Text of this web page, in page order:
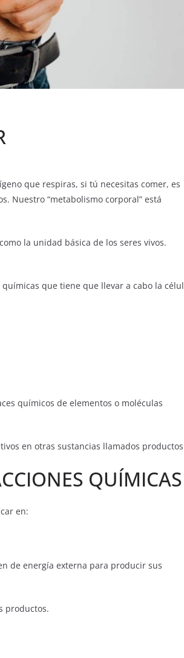
que respiras, si tú necesitas comer, es
Nuestro “metabolismo corporal” está
la unidad básica de los seres vivos.
que tiene que llevar a cabo la
químicos de elementos o moléculas
en otras sustancias llamados
QUÍMICAS
en:
de energía externa para producir sus
productos.